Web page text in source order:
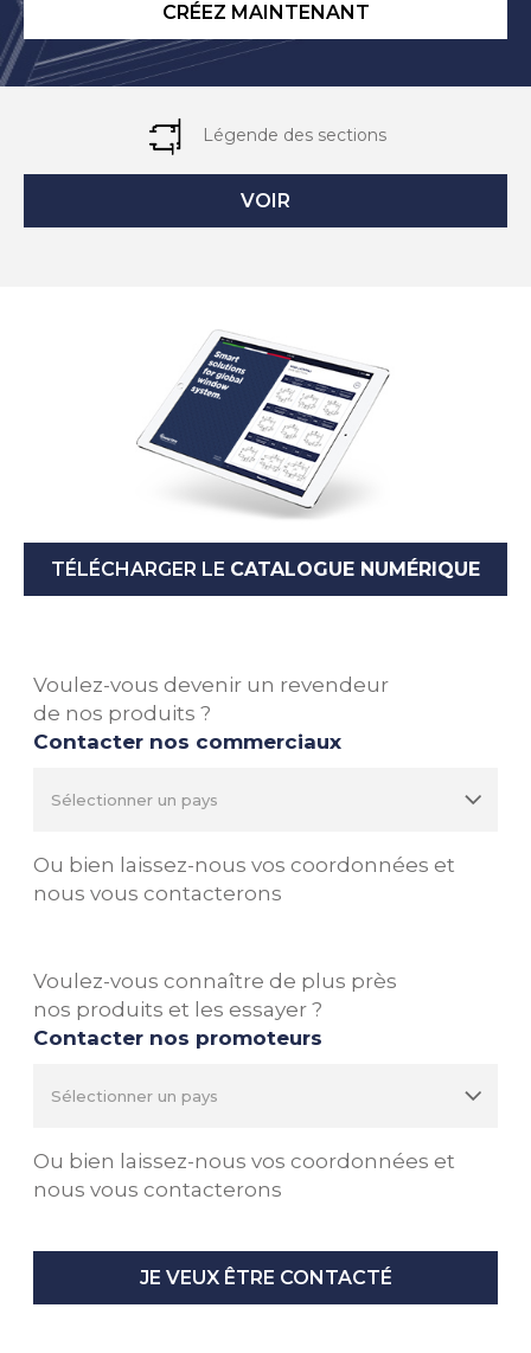
CRÉEZ MAINTENANT
Légende des sections
VOIR
TÉLÉCHARGER LE CATALOGUE NUMÉRIQUE
Voulez-vous devenir un revendeur
de nos produits ?
Contacter nos commerciaux
Ou bien laissez-nous vos coordonnées et
nous vous contacterons
Voulez-vous connaître de plus près
nos produits et les essayer ?
Contacter nos promoteurs
Ou bien laissez-nous vos coordonnées et
nous vous contacterons
JE VEUX ÊTRE CONTACTÉ